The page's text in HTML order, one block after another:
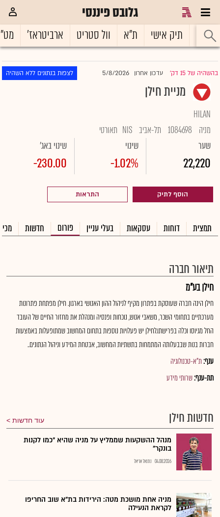
גלובס פיננסי
ראשי תיק אישי ת"א וול סטריט ארביטראז'
בהשהיה של 15 דק' |עדכון אחרון 5/8/2026 לצפות בנתונים ללא השהיה
מניית חילן
HILAN
מניה
1084698 תל-אביב NIS תאורטי
שער
22,220
שינוי
-1.02%
שינוי באג'
-230.00
הוסף לתיק התראות
תמצית דוחות עסקאות בעלי עניין פורום חדשות
תיאור חברה
חילן בע"מ
חילן הינה חברה שעוסקת בפתרון מקיף לניהול ההון האנושי בארגון. חילן מפתחת פתרונות
מערכתיים בתחומי השכר, משאבי אנוש, נוכחות ופנסיה ומנהלת את מחזור החיים של העובד
החל מגיוסו וכלה בפרישתו.לחילן יש פעלויות נוספות בתחום המחשוב שמתופעלות באמצעות
חברות בנות שבבעלותה המתמחות בתשתיות המחשוב, אבטחת המידע וניהול הנתונים..
ענף:ת"א-טכנולוגיה
תת-ענף:שרותי מידע
חדשות חילן עוד חדשות
מנהל ההשקעות שממליץ על מניה שהיא "כמו לקנות
בונקר"
04.08.2026 נתנאל אריאל
מניה אחת מושכת מטה: הירידות בת"א שוב החריפו
לקראת הנעילה